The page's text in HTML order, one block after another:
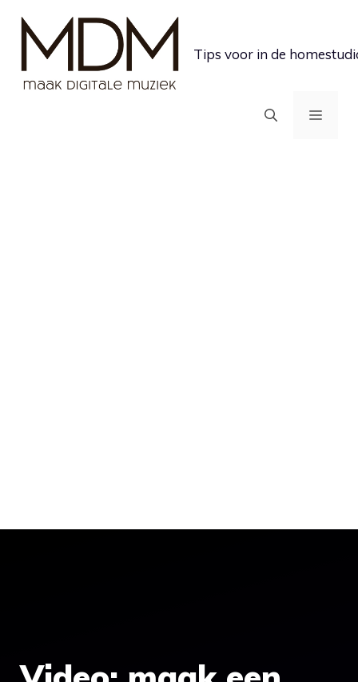
inhoud
Tips voor in de
MENU